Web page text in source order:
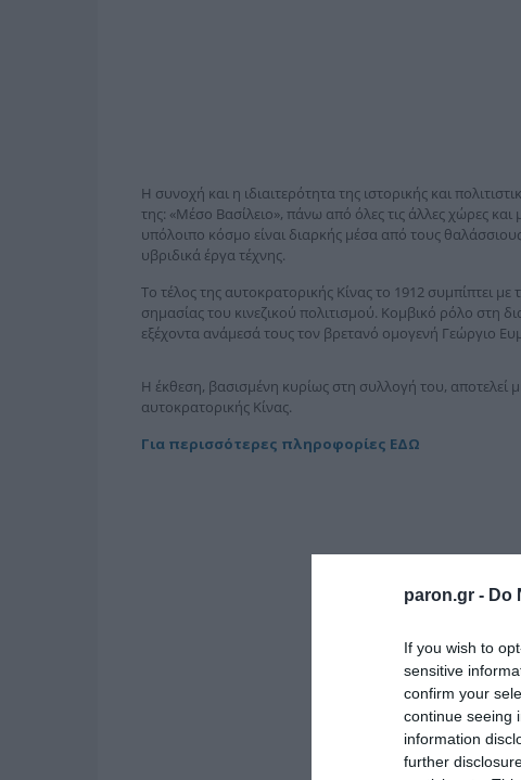
paron.gr - Do
If you wish to
sensitive
confirm your
continue seeing
information
further
Η συνοχή και η ιδιαιτερότητα της ιστορικής και
της: «Μέσο Βασίλειο», πάνω από όλες τις άλλες χώρες
υπόλοιπο κόσμο είναι διαρκής μέσα από τους
υβριδικά έργα τέχνης.
Το τέλος της αυτοκρατορικής Κίνας το 1912 συμπίπτει
σημασίας του κινεζικού πολιτισμού. Κομβικό ρόλο στη
εξέχοντα ανάμεσά τους τον βρετανό ομογενή
Η έκθεση, βασισμένη κυρίως στη συλλογή του, αποτελεί
αυτοκρατορικής Κίνας.
Για περισσότερες πληροφορίες ΕΔΩ